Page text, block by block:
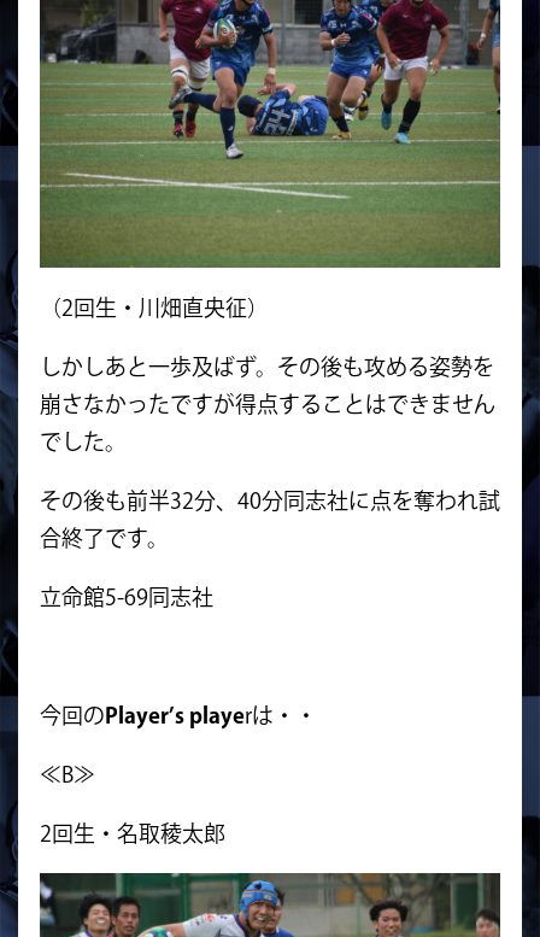
（2回生・川畑直央征）
しかしあと一歩及ばず。その後も攻める姿勢を
崩さなかったですが得点することはできません
でした。
その後も前半32分、40分同志社に点を奪われ試
合終了です。
立命館5-69同志社
今回のPlayer’s playerは・・
≪B≫
2回生・名取稜太郎